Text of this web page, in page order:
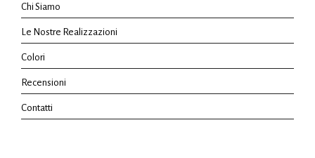
Chi Siamo
Le Nostre Realizzazioni
Colori
Recensioni
Contatti